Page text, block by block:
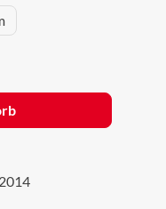
gewünschten